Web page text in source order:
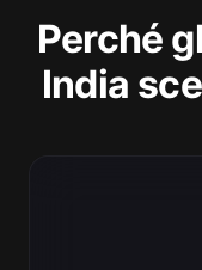
Perché
India